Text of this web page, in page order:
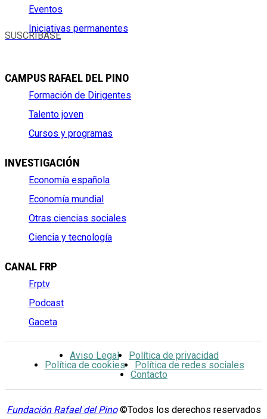
Eventos
Iniciativas permanentes
SUSCRÍBASE
CAMPUS RAFAEL DEL PINO
Formación de Dirigentes
Talento joven
Cursos y programas
INVESTIGACIÓN
Economía española
Economía mundial
Otras ciencias sociales
Ciencia y tecnología
CANAL FRP
Frptv
Podcast
Gaceta
Aviso Legal
Política de privacidad
Política de cookies
Política de redes sociales
Contacto
Fundación Rafael del Pino©Todos los derechos reservados